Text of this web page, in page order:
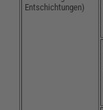
Entschichtungen)